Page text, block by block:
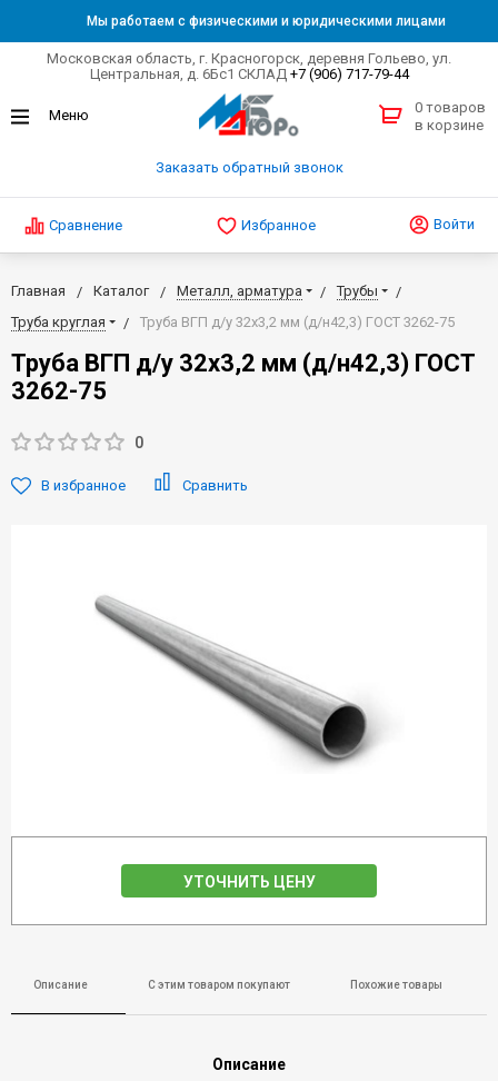
Мы работаем с физическими и юридическими лицами
Московская область, г. Красногорск, деревня Гольево, ул.
Центральная, д. 6Бс1 СКЛАД +7 (906) 717-79-44
Заказать обратный звонок
0 товаров
в корзине
Сравнение Избранное Войти
Главная Каталог Металл, арматура
Трубы
Труба круглая
Труба ВГП д/у 32х3,2 мм (д/н42,3) ГОСТ 3262-75
Труба ВГП д/у 32х3,2 мм (д/н42,3) ГОСТ
3262-75
0
В избранное Сравнить
УТОЧНИТЬ ЦЕНУ
Описание С этим товаром покупают Похожие товары
Описание